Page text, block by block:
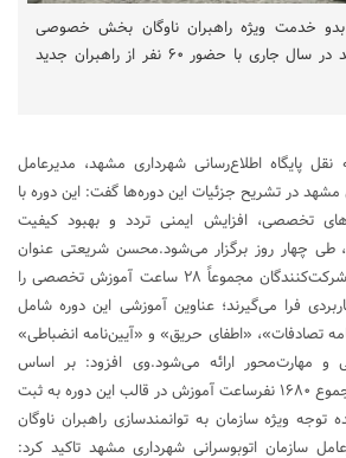
خدمت ویژه راهبران ناوگان بخش خصوصی
سازمان اتوبوسرانی مشهد در سال جاری با حضور ۶۰ نفر از راهبران جدید
پایگاه اطلاع‌رسانی شهرداری مشهد، مدیرعامل
مشهد در تشریح جزئیات این دوره‌ها گفت: این دوره با
تخصصی، افزایش ایمنی تردد و بهبود کیفیت
طی چهار روز برگزار می‌شود.محسن شریعتی عنوان
کرد: در این دوره آموزشی، شرکت‌کنندگان مجموعاً ۲۸ ساعت آموزش تخصصی را
فرا می‌گیرند؛ عناوین آموزشی این دوره شامل
تصادفات»، «اطفای حریق» و «آیین‌نامه انضباطی»
و مهارت‌محور ارائه می‌شود.وی افزود: بر اساس
برنامه‌ریزی انجام‌شده، در مجموع ۱۶۸۰ نفرساعت آموزش در قالب این دوره به ثبت
ویژه سازمان به توانمندسازی راهبران ناوگان
سازمان اتوبوسرانی شهرداری مشهد تاکید کرد: